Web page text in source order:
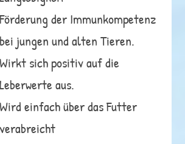
Förderung der Immunkompetenz
bei jungen und alten Tieren.
Wirkt sich positiv auf die
Leberwerte aus.
Wird einfach über das Futter
verabreicht